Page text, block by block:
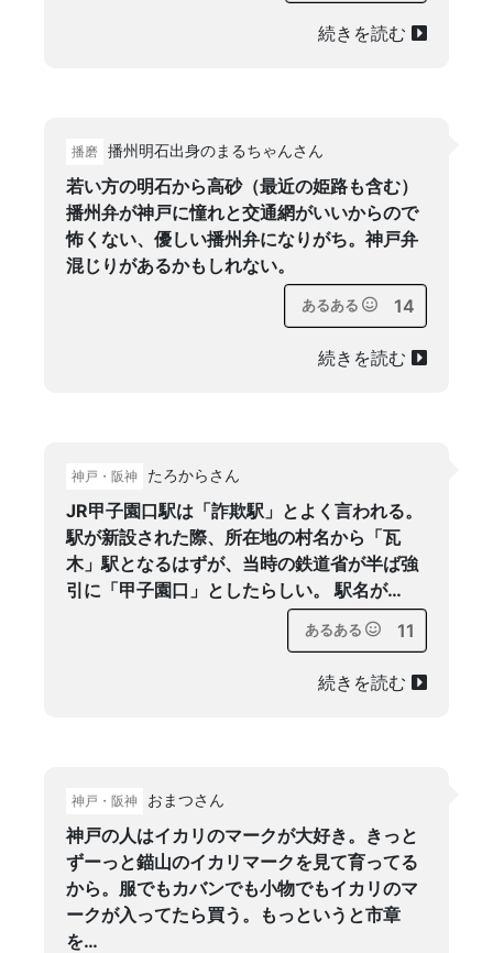
続きを読む
播磨 播州明石出身のまるちゃんさん
若い方の明石から高砂（最近の姫路も含む）
播州弁が神戸に憧れと交通網がいいからので
怖くない、優しい播州弁になりがち。神戸弁
混じりがあるかもしれない。
あるある 14
続きを読む
神戸・阪神 たろからさん
JR甲子園口駅は「詐欺駅」とよく言われる。
駅が新設された際、所在地の村名から「瓦
木」駅となるはずが、当時の鉄道省が半ば強
引に「甲子園口」としたらしい。 駅名が…
あるある 11
続きを読む
神戸・阪神 おまつさん
神戸の人はイカリのマークが大好き。きっと
ずーっと錨山のイカリマークを見て育ってる
から。服でもカバンでも小物でもイカリのマ
ークが入ってたら買う。もっというと市章
を…